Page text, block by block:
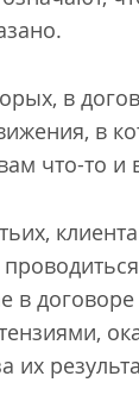
в
в
что-то и
в
их